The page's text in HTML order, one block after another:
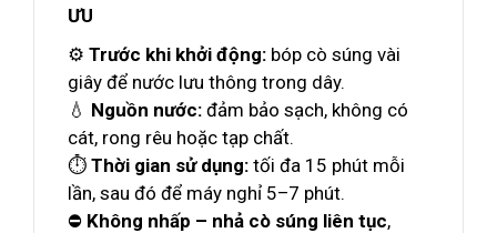
ƯU
⚙️ Trước khi khởi động: bóp cò súng vài
giây để nước lưu thông trong dây.
💧 Nguồn nước: đảm bảo sạch, không có
cát, rong rêu hoặc tạp chất.
⏱️ Thời gian sử dụng: tối đa 15 phút mỗi
lần, sau đó để máy nghỉ 5–7 phút.
⛔ Không nhấp – nhả cò súng liên tục,